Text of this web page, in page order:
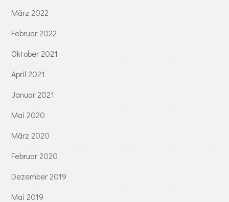
März 2022
Februar 2022
Oktober 2021
April 2021
Januar 2021
Mai 2020
März 2020
Februar 2020
Dezember 2019
Mai 2019